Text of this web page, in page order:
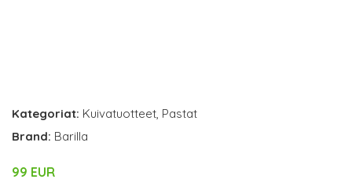
Kategoriat: Kuivatuotteet, Pastat
Brand: Barilla
99 EUR